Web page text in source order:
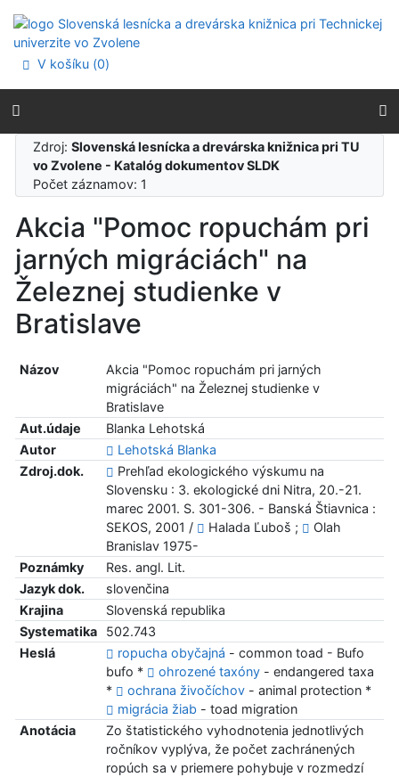
Prejsť na menu
Prehlásenie o webovej prístupnosti
V košíku (0)
Zdroj:Slovenská lesnícka a drevárska knižnica pri TU
vo Zvolene - Katalóg dokumentov SLDK
Počet záznamov: 1
Akcia "Pomoc ropuchám pri
jarných migráciách" na
Železnej studienke v
Bratislave
Názov
Akcia "Pomoc ropuchám pri jarných
migráciách" na Železnej studienke v
Bratislave
Aut.údaje
Blanka Lehotská
Autor
Lehotská Blanka
Zdroj.dok.
Prehľad ekologického výskumu na
Slovensku : 3. ekologické dni Nitra, 20.-21.
marec 2001. S. 301-306. - Banská Štiavnica :
SEKOS, 2001 /
Halada Ľuboš ;
Olah
Branislav 1975-
Poznámky
Res. angl. Lit.
Jazyk dok.
slovenčina
Krajina
Slovenská republika
Systematika
502.743
Heslá
ropucha obyčajná - common toad - Bufo
bufo *
ohrozené taxóny- endangered taxa
*
ochrana živočíchov- animal protection *
migrácia žiab- toad migration
Anotácia
Zo štatistického vyhodnotenia jednotlivých
ročníkov vyplýva, že počet zachránených
ropúch sa v priemere pohybuje v rozmedzí